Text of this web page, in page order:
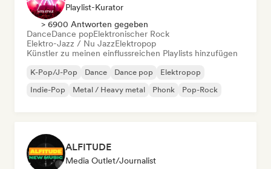
Playlist-Kurator
> 6900 Antworten gegeben
DanceDance popElektronischer Rock
Elektro-Jazz / Nu JazzElektropop
Künstler zu meinen einflussreichen Playlists hinzufügen
K-Pop/J-Pop Dance Dance pop
Elektropop
Indie-Pop
Metal / Heavy metal Phonk Pop-Rock
ALFITUDE
Media Outlet/Journalist